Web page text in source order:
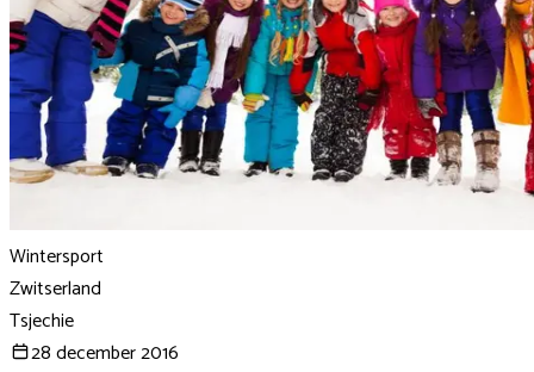
Wintersport
Zwitserland
Tsjechie
28 december 2016